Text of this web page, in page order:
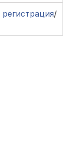
регистрация/